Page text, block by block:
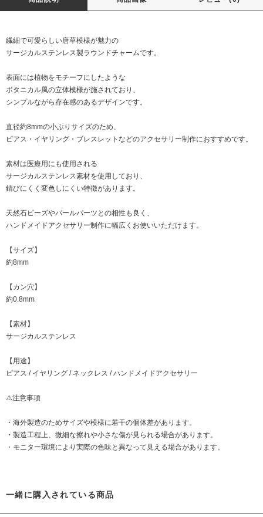
繊細で可愛らしい唐草模様が魅力の
サージカルステンレス製ラウンドチャームです。
表面には植物をモチーフにしたような
ボタニカル風の立体模様が施されており、
シンプルながら存在感のあるデザインです。
直径約8mmの小ぶりサイズのため、
ピアス・イヤリング・ブレスレットなどのアクセサリー制作におすすめです。
素材は医療用にも使用される
サージカルステンレス素材を使用しており、
錆びにくく変色しにくい特徴があります。
天然石ビーズやパールパーツとの相性も良く、
ハンドメイドアクセサリー制作に幅広くお使いいただけます。
【サイズ】
約8mm
【カン穴】
約0.8mm
【素材】
サージカルステンレス
【用途】
ピアス / イヤリング / ネックレス / ハンドメイドアクセサリー
⚠️注意事項
・海外製造のためサイズや模様に若干の個体差があります。
・製造工程上、微細な擦れや小さな傷が見られる場合があります。
・モニター環境により実際の色味と異なって見える場合があります。
一緒に購入されている商品